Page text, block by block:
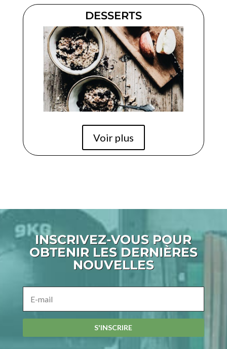
DESSERTS
Voir plus
INSCRIVEZ-VOUS POUR
OBTENIR LES DERNIÈRES
NOUVELLES
S'INSCRIRE